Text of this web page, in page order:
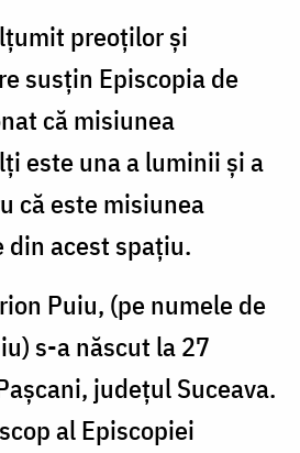
preoților și
susțin Episcopia de
că misiunea
este una a luminii și a
că este misiunea
din acest spațiu.
Puiu, (pe numele de
s-a născut la 27
judeţul Suceava.
al Episcopiei